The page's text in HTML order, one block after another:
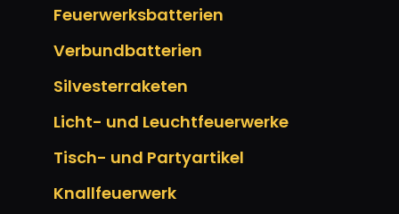
Feuerwerksbatterien
Verbundbatterien
Silvesterraketen
Licht- und Leuchtfeuerwerke
Tisch- und Partyartikel
Knallfeuerwerk